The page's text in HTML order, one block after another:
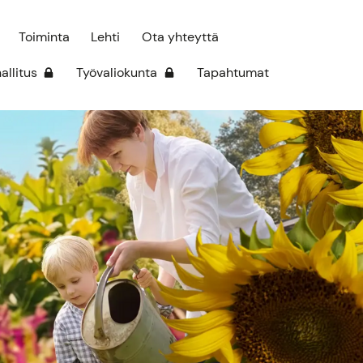
Toiminta Lehti Ota yhteyttä
Työvaliokunta Tapahtumat